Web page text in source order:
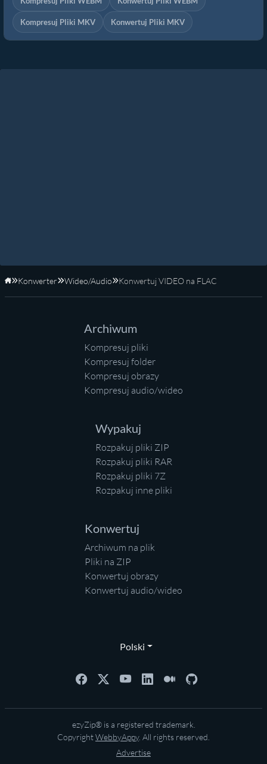
Kompresuj Pliki MKV Konwertuj Pliki MKV
Strona główna
Konwerter Wideo/Audio Konwertuj VIDEO na FLAC
Archiwum
Kompresuj pliki
Kompresuj folder
Kompresuj obrazy
Kompresuj audio/wideo
Wypakuj
Rozpakuj pliki ZIP
Rozpakuj pliki RAR
Rozpakuj pliki 7Z
Rozpakuj inne pliki
Konwertuj
Archiwum na plik
Pliki na ZIP
Konwertuj obrazy
Konwertuj audio/wideo
Polski
ezyZip® is a registered trademark.
CopyrightWebbyAppy. All rights reserved.
Advertise